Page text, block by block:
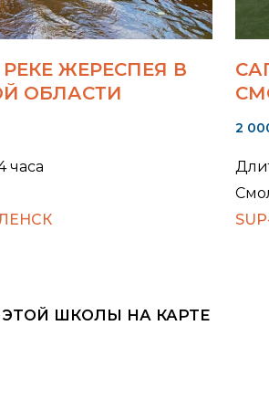
ЖЕРЕСПЕЯ В
ОБЛАСТИ
часа
2
ШКОЛЫ НА КАРТЕ